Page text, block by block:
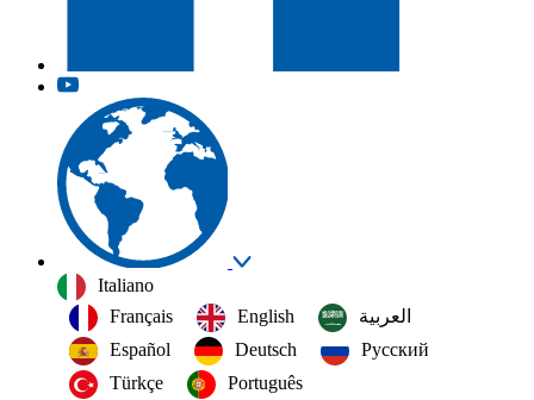
Italiano
Français
English
العربية‏
Español
Deutsch
Русский
Türkçe
Português